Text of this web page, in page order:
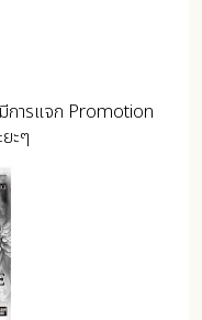
ารแจก Promotion
ะๆ